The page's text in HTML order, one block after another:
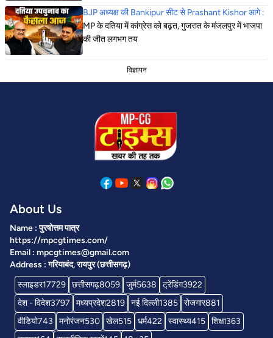
BJP अध्यक्ष की Bankipur सीट से Prashant Kishor आगे :
MP के दतिया में कांग्रेस को बढ़त, गुजरात के मंजलपुर में भाजपा
की जीत लगभग तय
विज्ञापन
About Us
Name : पुरषोत्तम पात्र
https://mpcgtimes.com/
Email : mpcgtimes@gmail.com
Address : गरियाबंद, रायपुर (छत्तीसगढ़)
स्लाइडर17729 छत्तीसगढ़8059 जुर्म5638 ट्रेंडिंग3922
देश - विदेश3797 मध्यप्रदेश2819 नई दिल्ली1385 रोजगार881
वीडियो743 मनोरंजन530 खेल515 धर्म422 स्वास्थ्य415 शिक्षा363